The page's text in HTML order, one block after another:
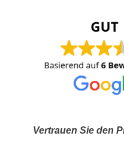
Vertrauen Sie den